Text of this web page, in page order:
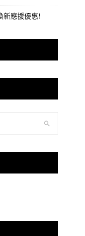
新應援優惠!